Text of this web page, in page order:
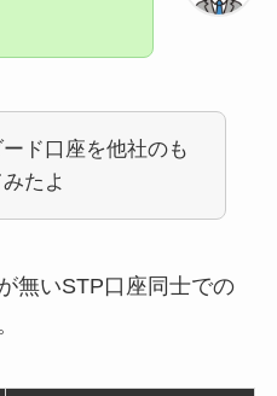
ド口座を他社のも
たよ
無いSTP口座同士での